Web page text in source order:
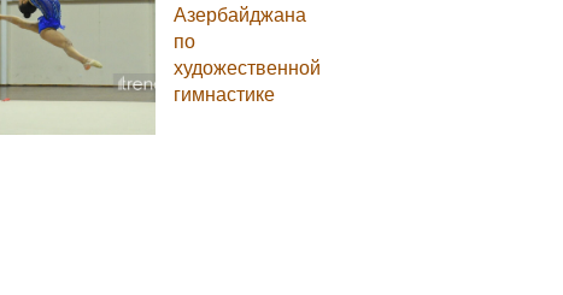
Азербайджана
по
художественной
гимнастике